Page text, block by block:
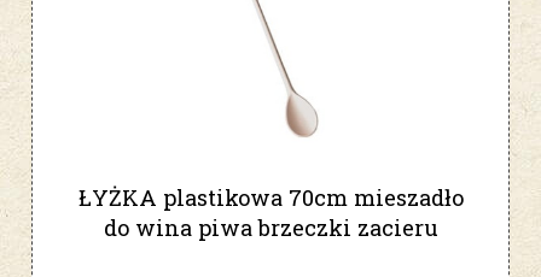
ŁYŻKA plastikowa 70cm mieszadło
do wina piwa brzeczki zacieru